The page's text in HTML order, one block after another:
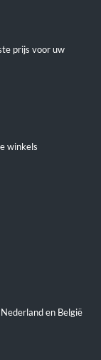
prijs voor uw
winkels
en België